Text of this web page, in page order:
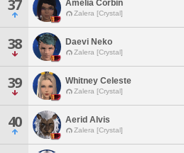
37 Amelia Corbin
Zalera [Crystal]
38 Daevi Neko
Zalera [Crystal]
39 Whitney Celeste
Zalera [Crystal]
40 Aerid Alvis
Zalera [Crystal]